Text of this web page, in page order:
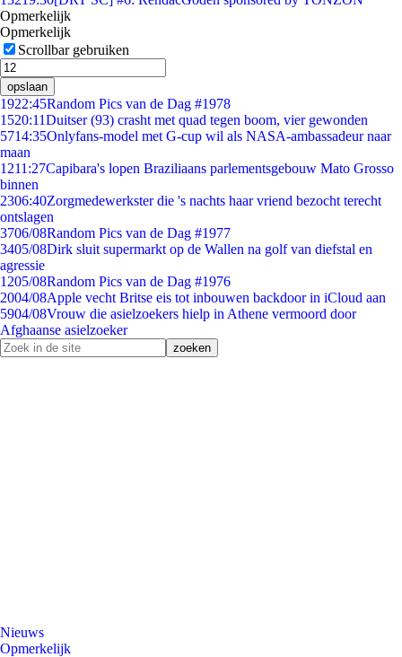
Opmerkelijk
Opmerkelijk
Scrollbar gebruiken
opslaan
1922:45Random Pics van de Dag #1978
1520:11Duitser (93) crasht met quad tegen boom, vier gewonden
5714:35Onlyfans-model met G-cup wil als NASA-ambassadeur naar
maan
1211:27Capibara's lopen Braziliaans parlementsgebouw Mato Grosso
binnen
2306:40Zorgmedewerkster die 's nachts haar vriend bezocht terecht
ontslagen
3706/08Random Pics van de Dag #1977
3405/08Dirk sluit supermarkt op de Wallen na golf van diefstal en
agressie
1205/08Random Pics van de Dag #1976
2004/08Apple vecht Britse eis tot inbouwen backdoor in iCloud aan
5904/08Vrouw die asielzoekers hielp in Athene vermoord door
Afghaanse asielzoeker
Nieuws
Opmerkelijk